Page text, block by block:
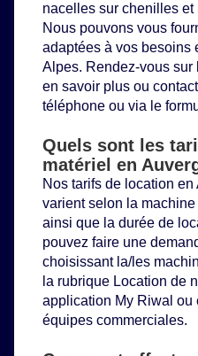
nacelles sur chenilles
Nous pouvons vous
adaptées à vos besoins
Alpes. Rendez-vous
en savoir plus ou
téléphone ou via le
Quels sont les
matériel en
Nos tarifs de location
varient selon la
ainsi que la durée de
pouvez faire une
choisissant la/les
la rubrique Location de
application My Riwal ou
équipes commerciales.